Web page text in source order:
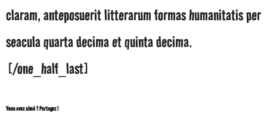
claram, anteposuerit litterarum formas humanitatis per
seacula quarta decima et quinta decima.
[/one_half_last]
Vous avez aimé ? Partagez !